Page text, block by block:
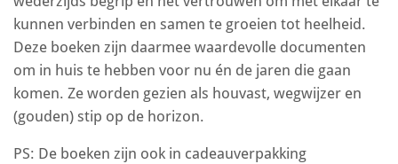
kunnen verbinden en samen te groeien tot heelheid.
Deze boeken zijn daarmee waardevolle documenten
om in huis te hebben voor nu én de jaren die gaan
komen. Ze worden gezien als houvast, wegwijzer en
(gouden) stip op de horizon.
PS: De boeken zijn ook in cadeauverpakking